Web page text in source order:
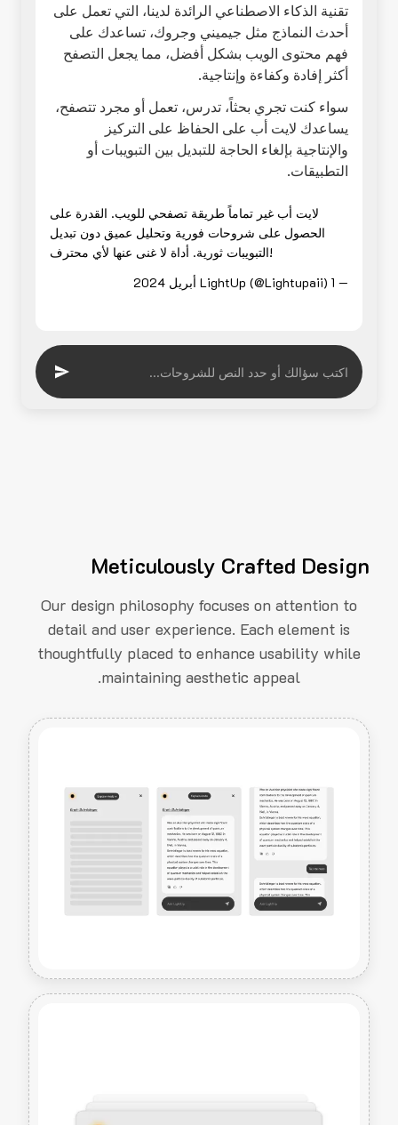
تقنية الذكاء الاصطناعي الرائدة لدينا، التي تعمل على
أحدث النماذج مثل جيميني وجروك، تساعدك على
فهم محتوى الويب بشكل أفضل، مما يجعل التصفح
أكثر إفادة وكفاءة وإنتاجية.
سواء كنت تجري بحثاً، تدرس، تعمل أو مجرد تتصفح،
يساعدك لايت أب على الحفاظ على التركيز
والإنتاجية بإلغاء الحاجة للتبديل بين التبويبات أو
التطبيقات.
لايت أب غير تماماً طريقة تصفحي للويب. القدرة على
الحصول على شروحات فورية وتحليل عميق دون تبديل
التبويبات ثورية. أداة لا غنى عنها لأي محترف!
— LightUp (@Lightupaii) 1 أبريل 2024
Meticulously Crafted Design
Our design philosophy focuses on attention to
detail and user experience. Each element is
thoughtfully placed to enhance usability while
maintaining aesthetic appeal.